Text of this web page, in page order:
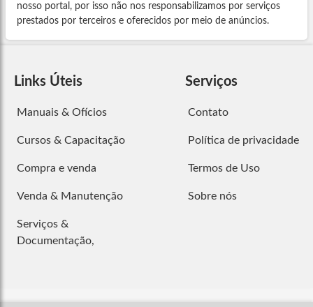
nosso portal, por isso não nos responsabilizamos por serviços
prestados por terceiros e oferecidos por meio de anúncios.
Links Úteis
Manuais & Ofícios
Cursos & Capacitação
Compra e venda
Venda & Manutenção
Serviços &
Documentação,
Serviços
Contato
Política de privacidade
Termos de Uso
Sobre nós